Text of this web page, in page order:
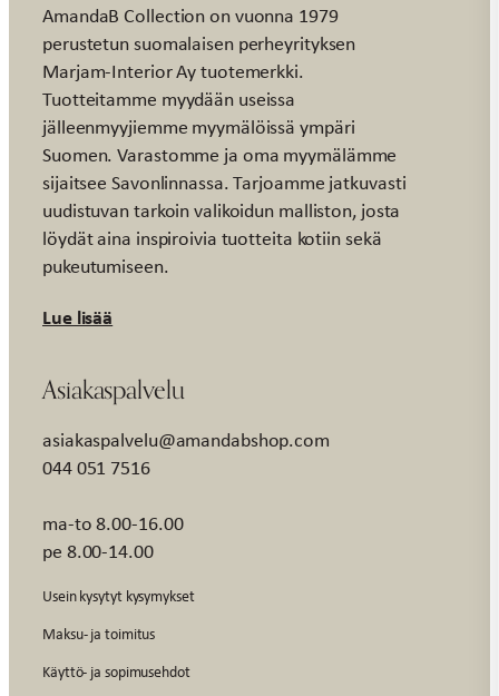
AmandaB Collection on vuonna 1979
perustetun suomalaisen perheyrityksen
Marjam-Interior Ay tuotemerkki.
Tuotteitamme myydään useissa
jälleenmyyjiemme myymälöissä ympäri
Suomen. Varastomme ja oma myymälämme
sijaitsee Savonlinnassa. Tarjoamme jatkuvasti
uudistuvan tarkoin valikoidun malliston, josta
löydät aina inspiroivia tuotteita kotiin sekä
pukeutumiseen.
Lue lisää
Asiakaspalvelu
asiakaspalvelu@amandabshop.com
044 051 7516
ma-to 8.00-16.00
pe 8.00-14.00
Usein kysytyt kysymykset
Maksu- ja toimitus
Käyttö- ja sopimusehdot